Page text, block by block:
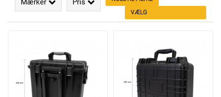
Mærker
Pris
VÆLG